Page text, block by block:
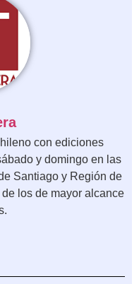
con ediciones
y domingo en las
Santiago y Región de
los de mayor alcance